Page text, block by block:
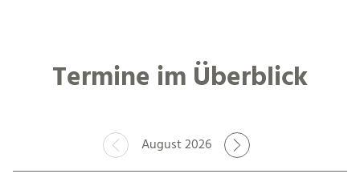
Termine im Überblick
August 2026